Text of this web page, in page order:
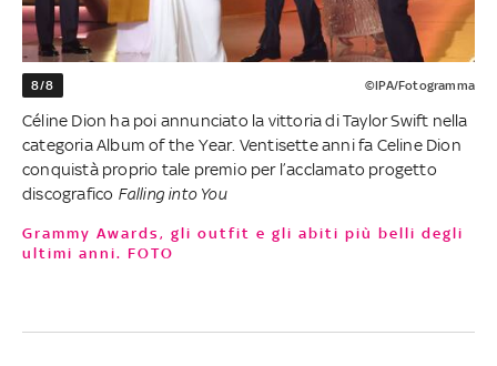
8/8 ©IPA/Fotogramma
Céline Dion ha poi annunciato la vittoria di Taylor Swift nella
categoria Album of the Year. Ventisette anni fa Celine Dion
conquistà proprio tale premio per l’acclamato progetto
discografico Falling into You
Grammy Awards, gli outfit e gli abiti più belli degli
ultimi anni. FOTO